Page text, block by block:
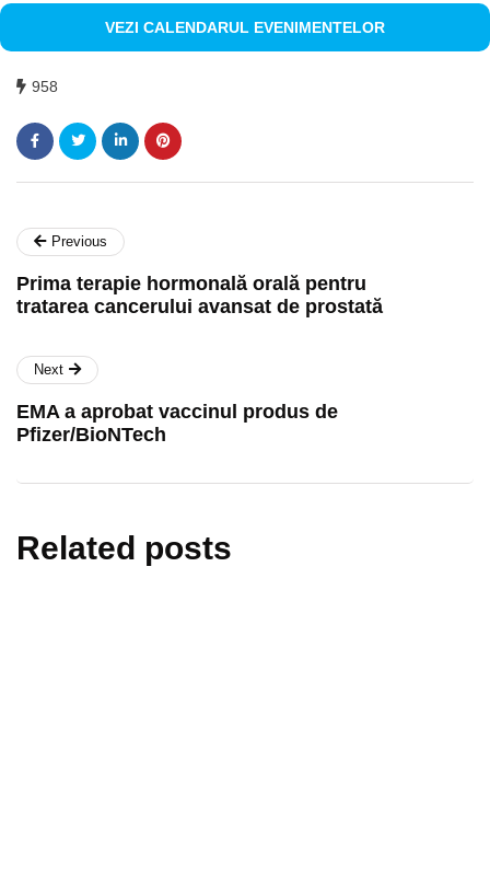
VEZI CALENDARUL EVENIMENTELOR
958
Previous
Prima terapie hormonală orală pentru
tratarea cancerului avansat de prostată
Next
EMA a aprobat vaccinul produs de
Pfizer/BioNTech
Related posts